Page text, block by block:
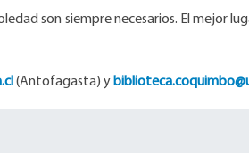
son siempre necesarios. El mejor
(Antofagasta) y